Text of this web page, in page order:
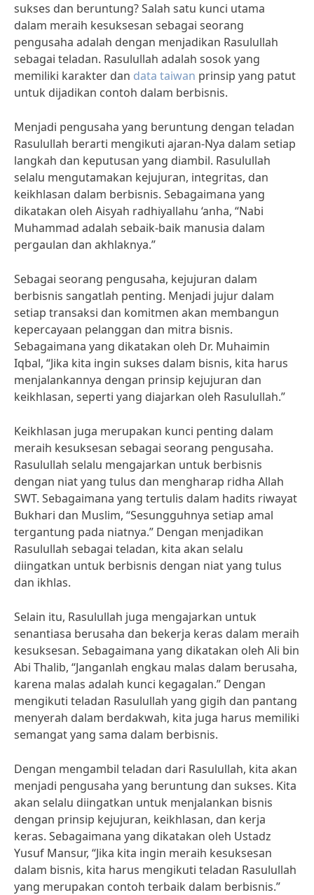
sukses dan beruntung? Salah satu kunci utama
dalam meraih kesuksesan sebagai seorang
pengusaha adalah dengan menjadikan Rasulullah
sebagai teladan. Rasulullah adalah sosok yang
memiliki karakter dan data taiwan prinsip yang patut
untuk dijadikan contoh dalam berbisnis.
Menjadi pengusaha yang beruntung dengan teladan
Rasulullah berarti mengikuti ajaran-Nya dalam setiap
langkah dan keputusan yang diambil. Rasulullah
selalu mengutamakan kejujuran, integritas, dan
keikhlasan dalam berbisnis. Sebagaimana yang
dikatakan oleh Aisyah radhiyallahu ‘anha, “Nabi
Muhammad adalah sebaik-baik manusia dalam
pergaulan dan akhlaknya.”
Sebagai seorang pengusaha, kejujuran dalam
berbisnis sangatlah penting. Menjadi jujur dalam
setiap transaksi dan komitmen akan membangun
kepercayaan pelanggan dan mitra bisnis.
Sebagaimana yang dikatakan oleh Dr. Muhaimin
Iqbal, “Jika kita ingin sukses dalam bisnis, kita harus
menjalankannya dengan prinsip kejujuran dan
keikhlasan, seperti yang diajarkan oleh Rasulullah.”
Keikhlasan juga merupakan kunci penting dalam
meraih kesuksesan sebagai seorang pengusaha.
Rasulullah selalu mengajarkan untuk berbisnis
dengan niat yang tulus dan mengharap ridha Allah
SWT. Sebagaimana yang tertulis dalam hadits riwayat
Bukhari dan Muslim, “Sesungguhnya setiap amal
tergantung pada niatnya.” Dengan menjadikan
Rasulullah sebagai teladan, kita akan selalu
diingatkan untuk berbisnis dengan niat yang tulus
dan ikhlas.
Selain itu, Rasulullah juga mengajarkan untuk
senantiasa berusaha dan bekerja keras dalam meraih
kesuksesan. Sebagaimana yang dikatakan oleh Ali bin
Abi Thalib, “Janganlah engkau malas dalam berusaha,
karena malas adalah kunci kegagalan.” Dengan
mengikuti teladan Rasulullah yang gigih dan pantang
menyerah dalam berdakwah, kita juga harus memiliki
semangat yang sama dalam berbisnis.
Dengan mengambil teladan dari Rasulullah, kita akan
menjadi pengusaha yang beruntung dan sukses. Kita
akan selalu diingatkan untuk menjalankan bisnis
dengan prinsip kejujuran, keikhlasan, dan kerja
keras. Sebagaimana yang dikatakan oleh Ustadz
Yusuf Mansur, “Jika kita ingin meraih kesuksesan
dalam bisnis, kita harus mengikuti teladan Rasulullah
yang merupakan contoh terbaik dalam berbisnis.”